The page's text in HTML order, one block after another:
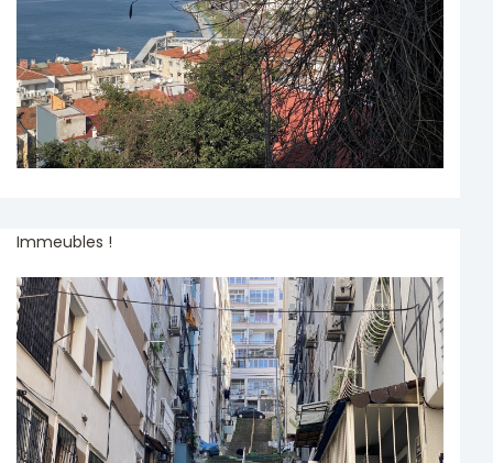
Immeubles !